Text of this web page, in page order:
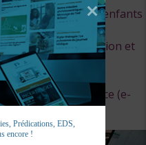
contenus pour les enfants
la santé, l’éducation et
la Bible à distance (e-
Prédications, EDS,
encore !